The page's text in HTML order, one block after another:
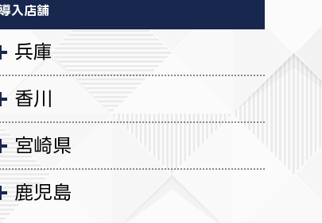
導入店舗
兵庫
香川
宮崎県
鹿児島